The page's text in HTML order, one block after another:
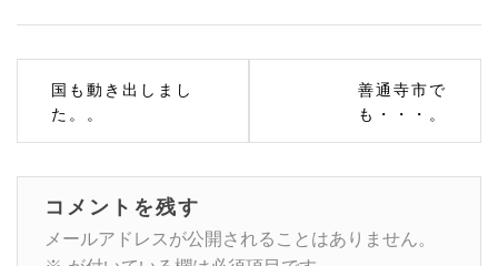
国も動き出しまし
た。。
善通寺市で
も・・・。
コメントを残す
メールアドレスが公開されることはありません。